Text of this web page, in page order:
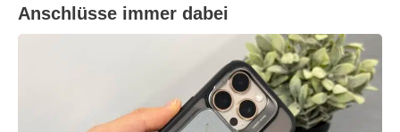
Anschlüsse immer dabei